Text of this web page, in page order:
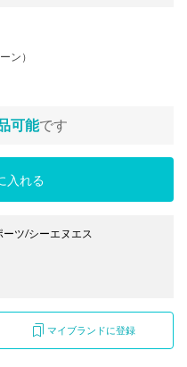
ン）
可能です
入れる
ーツ/シーエヌエス
マイブランドに登録